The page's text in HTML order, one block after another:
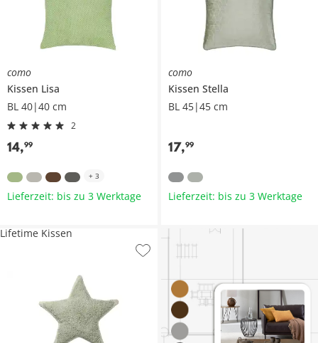
como
Kissen Lisa
BL 40|40 cm
2
14,99
+ 3
Lieferzeit: bis zu 3 Werktage
como
Kissen Stella
BL 45|45 cm
17,99
Lieferzeit: bis zu 3 Werktage
Lifetime Kissen